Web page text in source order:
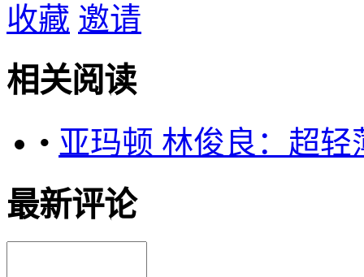
收藏 邀请
相关阅读
• 亚玛顿 林俊良：超
最新评论